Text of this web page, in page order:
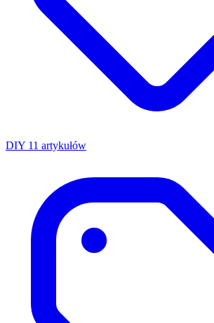
DIY 11 artykułów